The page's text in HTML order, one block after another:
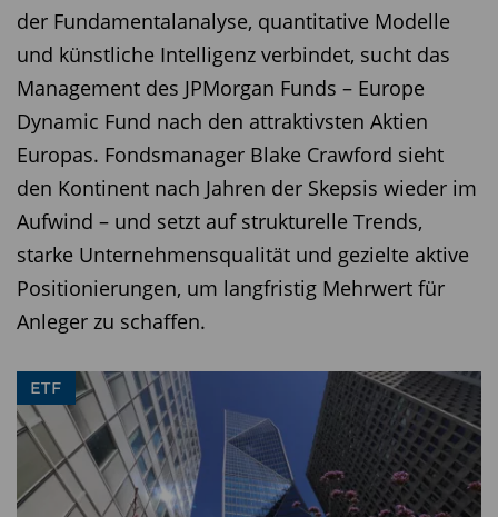
ETFs sind für die Anbieter ein Volumengeschäft.
Die günstigen Gebühren rechnen sich auf Dauer
nur, wenn ordentlich Kapital in ein Produkt fließt.
Passiert das nicht, kann es sein, dass der
Indexfonds aufgelöst oder mit einem anderen
ETF fusioniert wird. Im ungünstigen Fall kann das
steuerliche Nachteile für den Anleger bedeuten.
Wer in günstige ETFs, die erst kurz auf dem Markt
sind, investiert, sollte das wissen. So stecken im
JP Morgan BetaBuilders US Equity (Auflage:April
2019) bisher erst fünf Millionen Euro. Auch die in
der Tabelle gelisteten ETFs von Lyxor, Amundi
und L & G gehören nicht zu den kapitalstärkeren
am Markt. Ab Summen zwischen 50 und 100
Millionen Euro lässt sich ein ETF wirtschaftlich
der Fundamentalanalyse, quantitative Modelle
und künstliche Intelligenz verbindet, sucht das
Management des JPMorgan Funds – Europe
Dynamic Fund nach den attraktivsten Aktien
Europas. Fondsmanager Blake Crawford sieht
den Kontinent nach Jahren der Skepsis wieder im
Aufwind – und setzt auf strukturelle Trends,
starke Unternehmensqualität und gezielte aktive
Positionierungen, um langfristig Mehrwert für
Anleger zu schaffen.
ETF